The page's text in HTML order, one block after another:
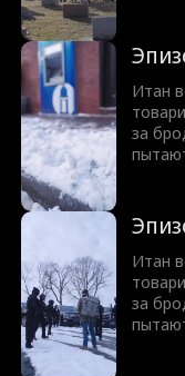
ФБР!
—
Итан
за
ФБР!
—
Итан
за